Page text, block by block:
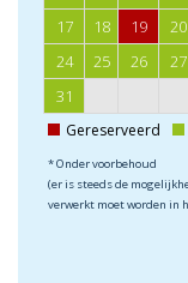
17
18 19 20
24
25 26 27
31
Gereserveerd
* Onder voorbehoud
(er is steeds de
verwerkt moet worden in